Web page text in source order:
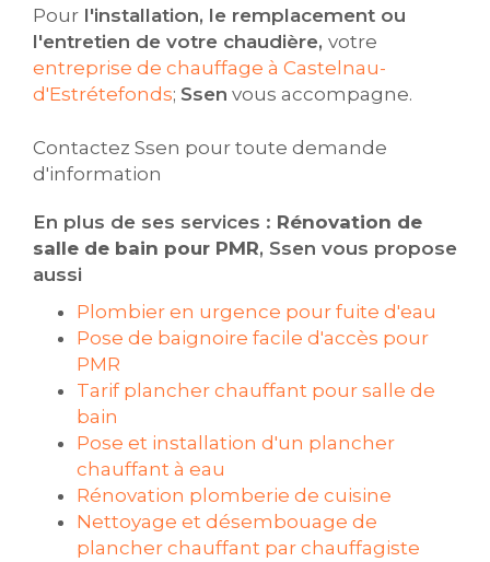
Pour l'installation, le remplacement ou
l'entretien de votre chaudière, votre
entreprise de chauffage à Castelnau-
d'Estrétefonds; Ssen vous accompagne.
Contactez Ssen pour toute demande
d'information
En plus de ses services : Rénovation de
salle de bain pour PMR, Ssen vous propose
aussi
Plombier en urgence pour fuite d'eau
Pose de baignoire facile d'accès pour
PMR
Tarif plancher chauffant pour salle de
bain
Pose et installation d'un plancher
chauffant à eau
Rénovation plomberie de cuisine
Nettoyage et désembouage de
plancher chauffant par chauffagiste